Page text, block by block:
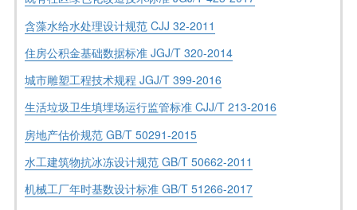
含藻水给水处理设计规范 CJJ 32-2011
住房公积金基础数据标准 JGJ/T 320-2014
城市雕塑工程技术规程 JGJ/T 399-2016
生活垃圾卫生填埋场运行监管标准 CJJ/T 213-2016
房地产估价规范 GB/T 50291-2015
水工建筑物抗冰冻设计规范 GB/T 50662-2011
机械工厂年时基数设计标准 GB/T 51266-2017